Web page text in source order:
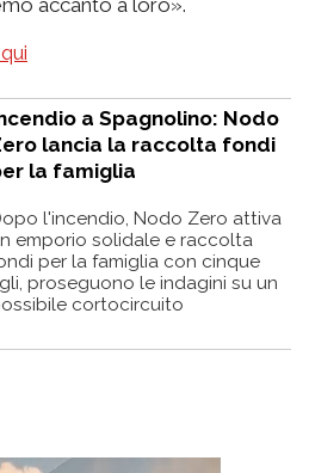
accanto a loro».
a Spagnolino: Nodo
lancia la raccolta fondi
la famiglia
l'incendio, Nodo Zero attiva
emporio solidale e raccolta
per la famiglia con cinque
proseguono le indagini su un
cortocircuito